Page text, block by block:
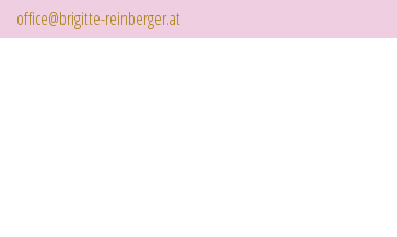
office@brigitte-reinberger.at